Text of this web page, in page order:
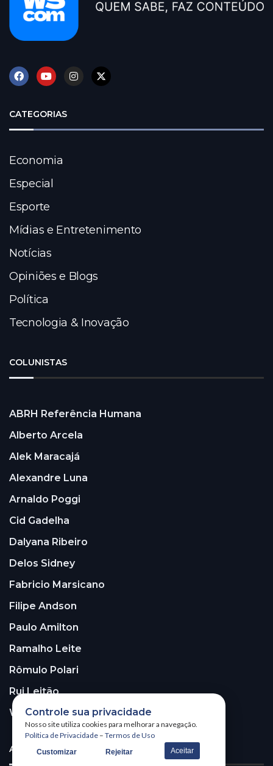
CATEGORIAS
Economia
Especial
Esporte
Mídias e Entretenimento
Notícias
Opiniões e Blogs
Política
Tecnologia & Inovação
COLUNISTAS
ABRH Referência Humana
Alberto Arcela
Alek Maracajá
Alexandre Luna
Arnaldo Poggi
Cid Gadelha
Dalyana Ribeiro
Delos Sidney
Fabricio Marsicano
Filipe Andson
Paulo Amilton
Ramalho Leite
Rômulo Polari
Rui Leitão
Walter Santos
ASSINE A NOSSA NEWSLETTER!
Controle sua privacidade
Nosso site utiliza cookies para melhorar a navegação.
Política de Privacidade – Termos de Uso
Customizar Rejeitar Aceitar